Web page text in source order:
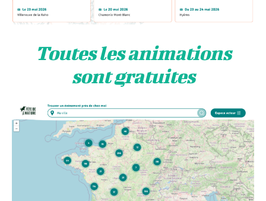
Toutes les animations
sont gratuites